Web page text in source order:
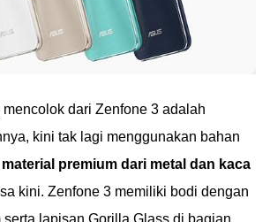
dari Zenfone 3 adalah
kini tak lagi menggunakan bahan
material premium dari metal dan kaca
kini. Zenfone 3 memiliki bodi dengan
lapisan Gorilla Glass di bagian